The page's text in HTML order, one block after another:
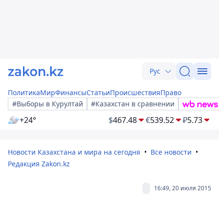
Рус
ПолитикаМирФинансыСтатьиПроисшествияПраво
#Выборы в Курултай
#Казахстан в сравнении
+24° $467.48 €539.52 ₽5.73
Новости Казахстана и мира на сегодня
Все новости
Редакция Zakon.kz
16:49, 20 июля 2015